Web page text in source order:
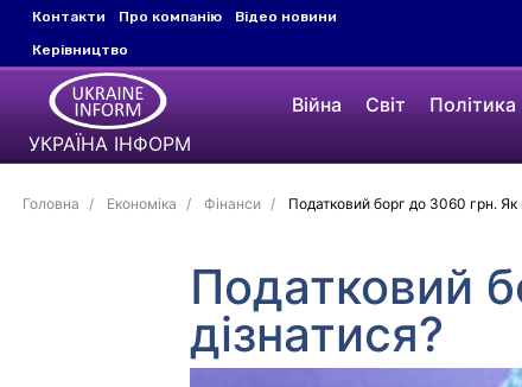
Контакти Про компанію
Відео новини
Керівництво
УКРАЇНА ІНФОРМ
Війна Світ Політика
Головна Економіка Фінанси Податковий борг до 3060 грн. Як
Податковий
дізнатися?